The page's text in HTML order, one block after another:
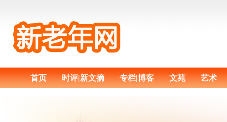
首页 时评|新文摘 专栏|博客 文苑 艺术